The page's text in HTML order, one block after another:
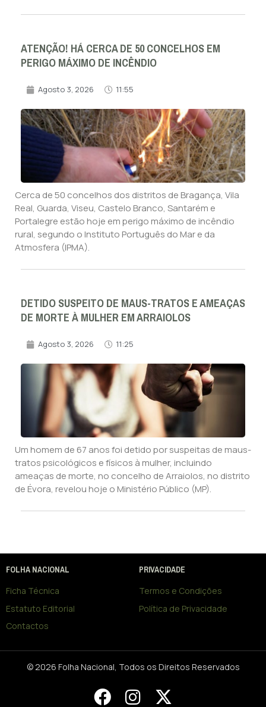
ATENÇÃO! HÁ CERCA DE 50 CONCELHOS EM
PERIGO MÁXIMO DE INCÊNDIO
Agosto 3, 2026 11:55
Cerca de 50 concelhos dos distritos de Bragança, Vila
Real, Guarda, Viseu, Castelo Branco, Santarém e
Portalegre estão hoje em perigo máximo de incêndio
rural, segundo o Instituto Português do Mar e da
Atmosfera (IPMA).
DETIDO SUSPEITO DE MAUS-TRATOS E AMEAÇAS
DE MORTE À MULHER EM ARRAIOLOS
Agosto 3, 2026 11:25
Um homem de 67 anos foi detido por suspeitas de maus-
tratos psicológicos e físicos à mulher, incluindo
ameaças de morte, no concelho de Arraiolos, no distrito
de Évora, revelou hoje o Ministério Público (MP).
FOLHA NACIONAL
Ficha Técnica
Estatuto Editorial
Contactos
PRIVACIDADE
Termos e Condições
Política de Privacidade
© 2026 Folha Nacional, Todos os Direitos Reservados